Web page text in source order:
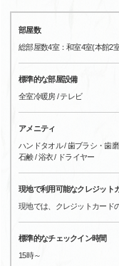
部屋数
総部屋数4室：和室4室(本館2
標準的な部屋設備
全室冷暖房 / テレビ
アメニティ
ハンドタオル / 歯ブラシ・歯
石鹸 / 浴衣 / ドライヤー
現地で利用可能なクレジット
現地では、クレジットカード
標準的なチェックイン時間
15時～